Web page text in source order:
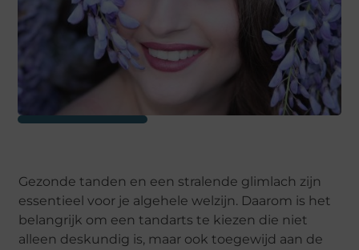
Gezonde tanden en een stralende glimlach zijn
essentieel voor je algehele welzijn. Daarom is het
belangrijk om een tandarts te kiezen die niet
alleen deskundig is, maar ook toegewijd aan de